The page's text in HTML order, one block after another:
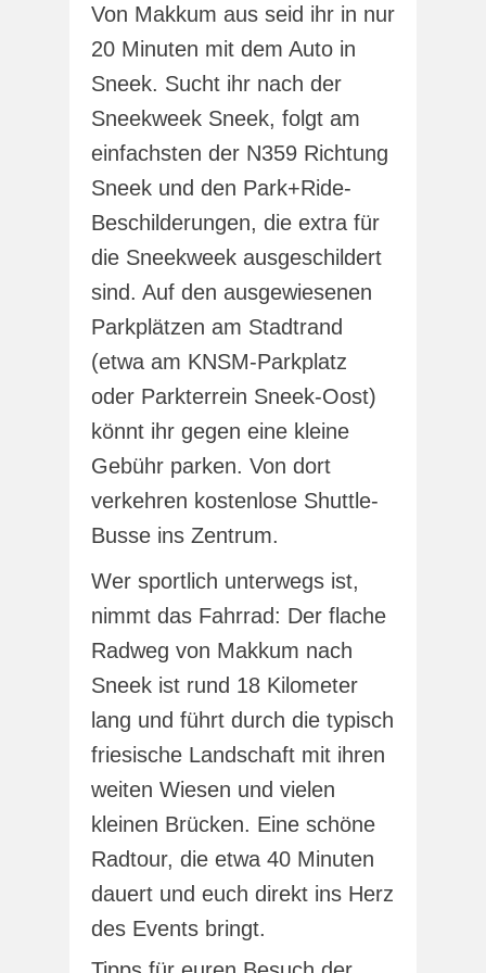
Von Makkum aus seid ihr in nur
20 Minuten mit dem Auto in
Sneek. Sucht ihr nach der
Sneekweek Sneek, folgt am
einfachsten der N359 Richtung
Sneek und den Park+Ride-
Beschilderungen, die extra für
die Sneekweek ausgeschildert
sind. Auf den ausgewiesenen
Parkplätzen am Stadtrand
(etwa am KNSM-Parkplatz
oder Parkterrein Sneek-Oost)
könnt ihr gegen eine kleine
Gebühr parken. Von dort
verkehren kostenlose Shuttle-
Busse ins Zentrum.
Wer sportlich unterwegs ist,
nimmt das Fahrrad: Der flache
Radweg von Makkum nach
Sneek ist rund 18 Kilometer
lang und führt durch die typisch
friesische Landschaft mit ihren
weiten Wiesen und vielen
kleinen Brücken. Eine schöne
Radtour, die etwa 40 Minuten
dauert und euch direkt ins Herz
des Events bringt.